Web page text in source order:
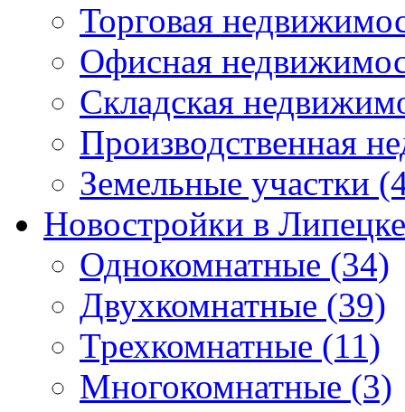
Торговая
Офисная
Складская
Производственная
Земельные участки
Новостройки в Липецке
Однокомнатные (34)
Двухкомнатные (39)
Трехкомнатные (11)
Многокомнатные (3)